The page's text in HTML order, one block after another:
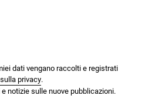
dati vengano raccolti e registrati
privacy.
notizie sulle nuove pubblicazioni.